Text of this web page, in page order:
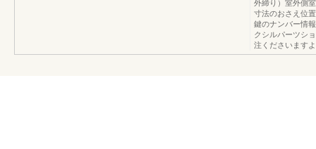
外締り）室外側
寸法のおさえ位
鍵のナンバー情
クシルパーツシ
注くださいます